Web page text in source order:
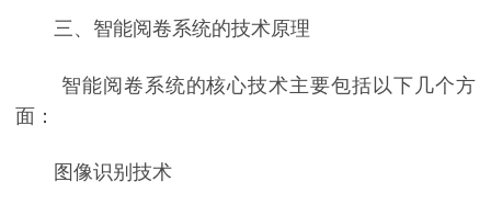
三、智能阅卷系统的技术原理
智能阅卷系统的核心技术主要包括以下几个方
面：
图像识别技术